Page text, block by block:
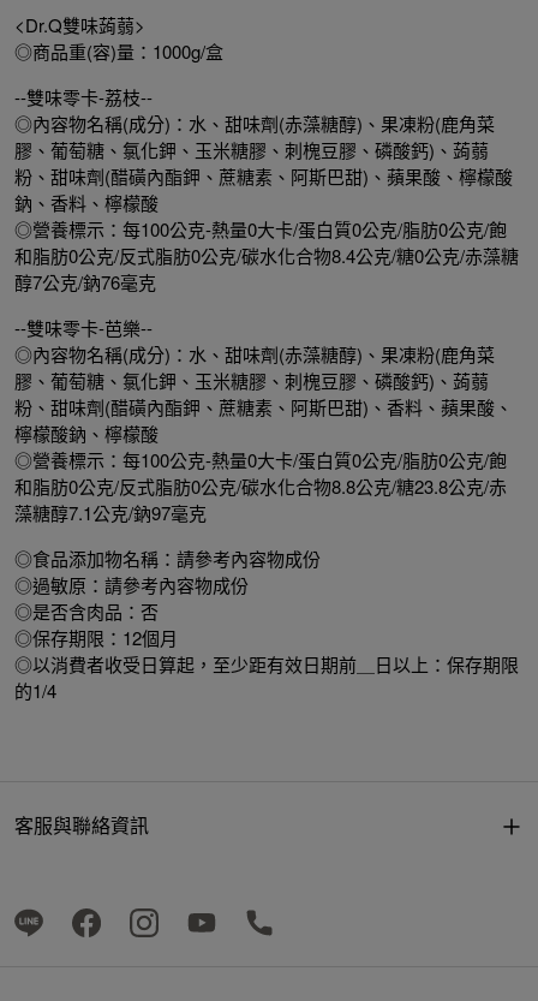
<Dr.Q雙味蒟蒻>
◎商品重(容)量：1000g/盒
--雙味零卡-荔枝--
◎內容物名稱(成分)：水、甜味劑(赤藻糖醇)、果凍粉(鹿角菜
膠、葡萄糖、氯化鉀、玉米糖膠、刺槐豆膠、磷酸鈣)、蒟蒻
粉、甜味劑(醋磺內酯鉀、蔗糖素、阿斯巴甜)、蘋果酸、檸檬酸
鈉、香料、檸檬酸
◎營養標示：每100公克-熱量0大卡/蛋白質0公克/脂肪0公克/飽
和脂肪0公克/反式脂肪0公克/碳水化合物8.4公克/糖0公克/赤藻糖
醇7公克/鈉76毫克
--雙味零卡-芭樂--
◎內容物名稱(成分)：水、甜味劑(赤藻糖醇)、果凍粉(鹿角菜
膠、葡萄糖、氯化鉀、玉米糖膠、刺槐豆膠、磷酸鈣)、蒟蒻
粉、甜味劑(醋磺內酯鉀、蔗糖素、阿斯巴甜)、香料、蘋果酸、
檸檬酸鈉、檸檬酸
◎營養標示：每100公克-熱量0大卡/蛋白質0公克/脂肪0公克/飽
和脂肪0公克/反式脂肪0公克/碳水化合物8.8公克/糖23.8公克/赤
藻糖醇7.1公克/鈉97毫克
◎食品添加物名稱：請參考內容物成份
◎過敏原：請參考內容物成份
◎是否含肉品：否
◎保存期限：12個月
◎以消費者收受日算起，至少距有效日期前＿日以上：保存期限
的1/4
客服與聯絡資訊